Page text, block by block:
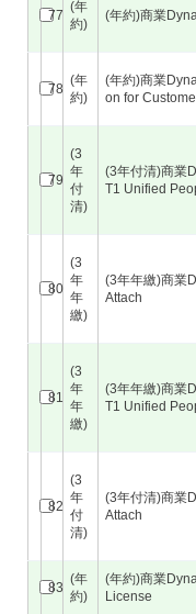
77
(年
約)
(年約)商業
78
(年
約)
(年約)商業
on for
79
(3
年
付
清)
(3年付清)商業
T1 Unified
80
(3
年
年
繳)
(3年年繳)商業
Attach
81
(3
年
年
繳)
(3年年繳)商業
T1 Unified
82
(3
年
付
清)
(3年付清)商業
Attach
83
(年
約)
(年約)商業
License